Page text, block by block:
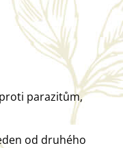
parazitům,
od druhého